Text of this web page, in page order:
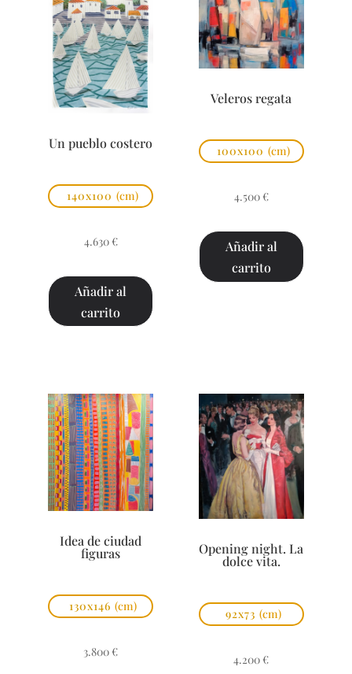
Un pueblo costero
140x100 (cm)
4.630 €
Añadir al
carrito
Veleros regata
100x100 (cm)
4.500 €
Añadir al
carrito
Idea de ciudad
figuras
130x146 (cm)
3.800 €
Opening night. La
dolce vita.
92x73 (cm)
4.200 €